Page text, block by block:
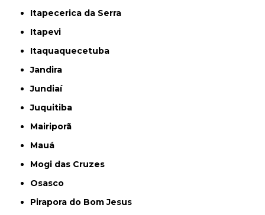
Itapecerica da Serra
Itapevi
Itaquaquecetuba
Jandira
Jundiaí
Juquitiba
Mairiporã
Mauá
Mogi das Cruzes
Osasco
Pirapora do Bom Jesus